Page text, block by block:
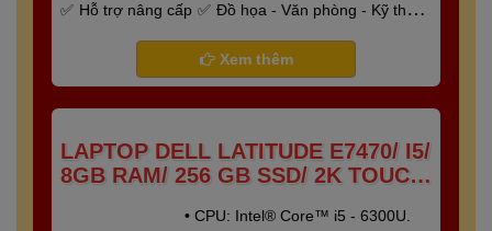
Hỗ trợ nâng cấp
Đồ họa - Văn phòng - Kỹ thuật
Bảo hành 6 tháng
Xem thêm
LAPTOP DELL LATITUDE E7470/ I5/
8GB RAM/ 256 GB SSD/ 2K TOUCH
• CPU: Intel® Core™ i5 - 6300U.